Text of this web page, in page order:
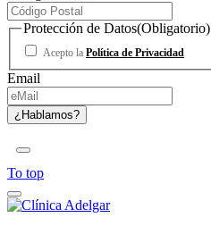
Protección de Datos(Obligatorio)
Acepto la Política de Privacidad
Email
To top